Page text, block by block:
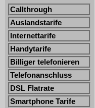
Callthrough
Auslandstarife
Internettarife
Handytarife
Billiger telefonieren
Telefonanschluss
DSL Flatrate
Smartphone Tarife